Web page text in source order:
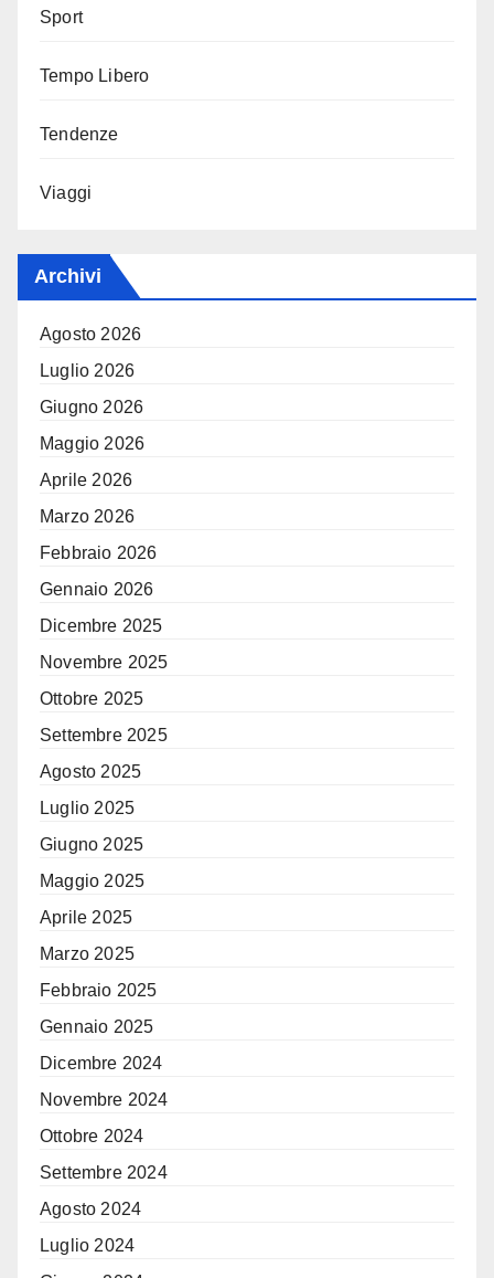
Sport
Tempo Libero
Tendenze
Viaggi
Archivi
Agosto 2026
Luglio 2026
Giugno 2026
Maggio 2026
Aprile 2026
Marzo 2026
Febbraio 2026
Gennaio 2026
Dicembre 2025
Novembre 2025
Ottobre 2025
Settembre 2025
Agosto 2025
Luglio 2025
Giugno 2025
Maggio 2025
Aprile 2025
Marzo 2025
Febbraio 2025
Gennaio 2025
Dicembre 2024
Novembre 2024
Ottobre 2024
Settembre 2024
Agosto 2024
Luglio 2024